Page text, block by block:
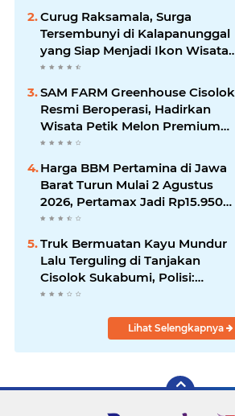
Curug Raksamala, Surga
Tersembunyi di Kalapanunggal
yang Siap Menjadi Ikon Wisata
Alam Baru Kabupaten
SAM FARM Greenhouse Cisolok
Resmi Beroperasi, Hadirkan
Wisata Petik Melon Premium
dan Edukasi Pertanian Modern
Harga BBM Pertamina di Jawa
Barat Turun Mulai 2 Agustus
2026, Pertamax Jadi Rp15.950
per Liter, Cek Daftar Harga
Truk Bermuatan Kayu Mundur
Lalu Terguling di Tanjakan
Cisolok Sukabumi, Polisi:
Diduga Tak Kuat Menanjak
Lihat Selengkapnya